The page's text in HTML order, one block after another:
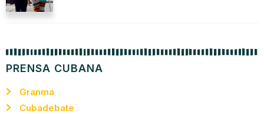
PRENSA CUBANA
Granma
Cubadebate